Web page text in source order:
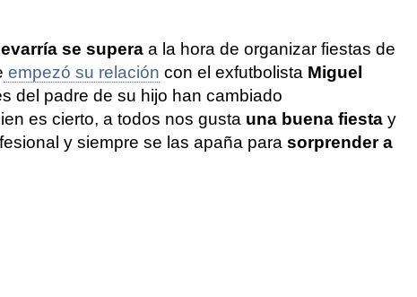
se supera a la hora de organizar fiestas de
empezó su relación con el exfutbolista Miguel
del padre de su hijo han cambiado
es cierto, a todos nos gusta una buena fiesta y
y siempre se las apaña para sorprender a